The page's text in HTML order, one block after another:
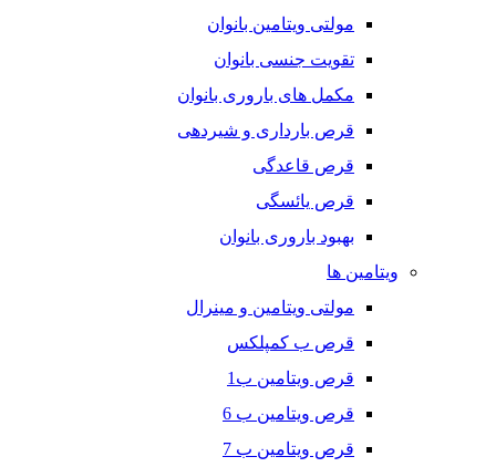
مولتی ویتامین بانوان
تقویت جنسی بانوان
مکمل های باروری بانوان
قرص بارداری و شیردهی
قرص قاعدگی
قرص یائسگی
بهبود باروری بانوان
ویتامین ها
مولتی ویتامین و مینرال
قرص ب کمپلکس
قرص ویتامین ب1
قرص ویتامین ب 6
قرص ویتامین ب 7